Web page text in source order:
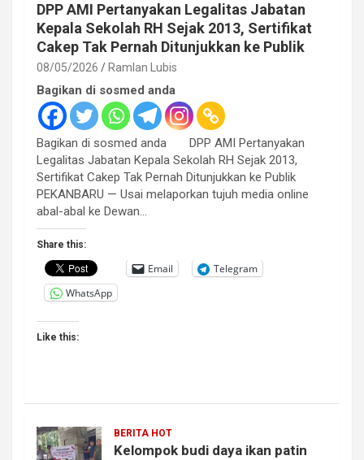
DPP AMI Pertanyakan Legalitas Jabatan
Kepala Sekolah RH Sejak 2013, Sertifikat
Cakep Tak Pernah Ditunjukkan ke Publik
08/05/2026 Ramlan Lubis
Bagikan di sosmed anda
Bagikan di sosmed anda DPP AMI Pertanyakan
Legalitas Jabatan Kepala Sekolah RH Sejak 2013,
Sertifikat Cakep Tak Pernah Ditunjukkan ke Publik
PEKANBARU — Usai melaporkan tujuh media online
abal-abal ke Dewan…
Share this:
Email
Telegram
WhatsApp
Like this:
BERITA HOT
Kelompok budi daya ikan patin